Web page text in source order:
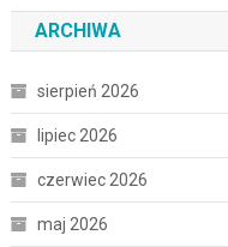
ARCHIWA
sierpień 2026
lipiec 2026
czerwiec 2026
maj 2026